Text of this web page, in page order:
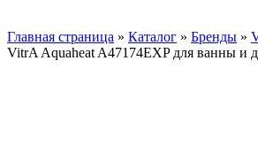
Главная страница » Каталог » Бренды »
VitrA Aquaheat A47174EXP для ванны и